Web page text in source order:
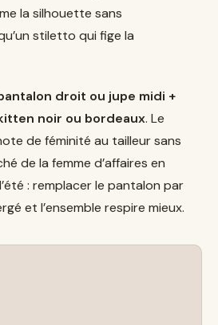
la silhouette sans
stiletto qui fige la
droit ou jupe midi +
noir ou bordeaux. Le
de féminité au tailleur sans
de la femme d’affaires en
: remplacer le pantalon par
et l’ensemble respire mieux.